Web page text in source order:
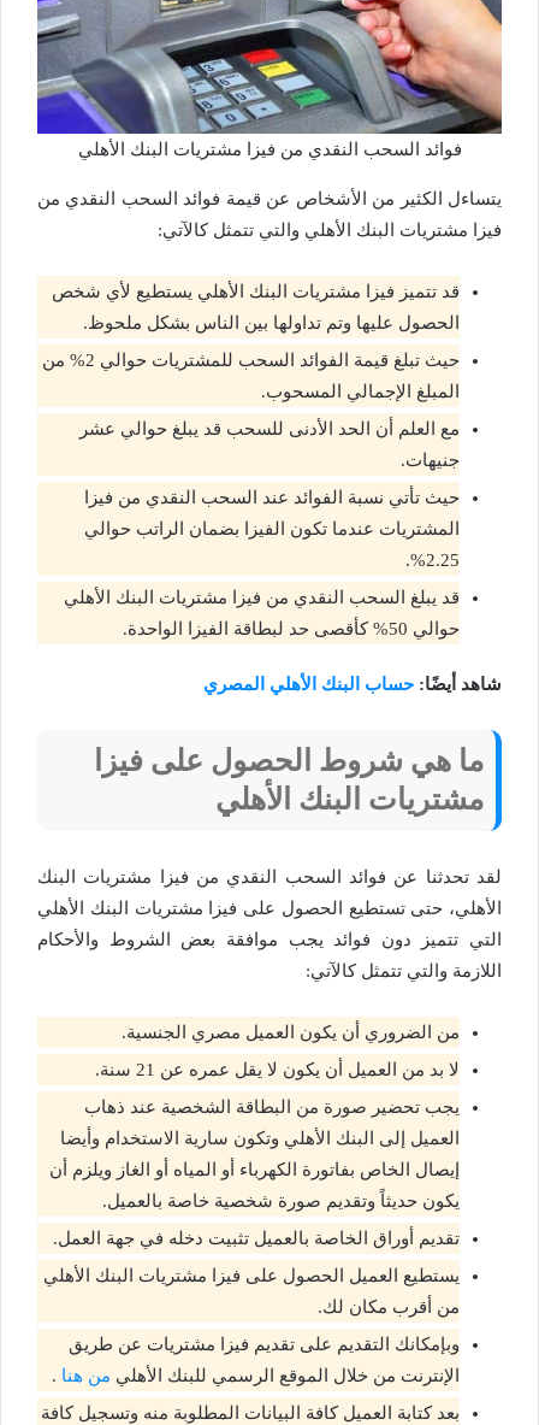
فوائد السحب النقدي من فيزا مشتريات البنك الأهلي
يتساءل الكثير من الأشخاص عن قيمة فوائد السحب النقدي من
فيزا مشتريات البنك الأهلي والتي تتمثل كالآتي:
قد تتميز فيزا مشتريات البنك الأهلي يستطيع لأي شخص
الحصول عليها وتم تداولها بين الناس بشكل ملحوظ.
حيث تبلغ قيمة الفوائد السحب للمشتريات حوالي 2% من
المبلغ الإجمالي المسحوب.
مع العلم أن الحد الأدنى للسحب قد يبلغ حوالي عشر
جنيهات.
حيث تأتي نسبة الفوائد عند السحب النقدي من فيزا
المشتريات عندما تكون الفيزا بضمان الراتب حوالي
2.25%.
قد يبلغ السحب النقدي من فيزا مشتريات البنك الأهلي
حوالي 50% كأقصى حد لبطاقة الفيزا الواحدة.
شاهد أيضًا: حساب البنك الأهلي المصري
ما هي شروط الحصول على فيزا
مشتريات البنك الأهلي
لقد تحدثنا عن فوائد السحب النقدي من فيزا مشتريات البنك
الأهلي، حتى تستطيع الحصول على فيزا مشتريات البنك الأهلي
التي تتميز دون فوائد يجب موافقة بعض الشروط والأحكام
اللازمة والتي تتمثل كالآتي:
من الضروري أن يكون العميل مصري الجنسية.
لا بد من العميل أن يكون لا يقل عمره عن 21 سنة.
يجب تحضير صورة من البطاقة الشخصية عند ذهاب
العميل إلى البنك الأهلي وتكون سارية الاستخدام وأيضا
إيصال الخاص بفاتورة الكهرباء أو المياه أو الغاز ويلزم أن
يكون حديثاً وتقديم صورة شخصية خاصة بالعميل.
تقديم أوراق الخاصة بالعميل تثبيت دخله في جهة العمل.
يستطيع العميل الحصول على فيزا مشتريات البنك الأهلي
من أقرب مكان لك.
وبإمكانك التقديم على تقديم فيزا مشتريات عن طريق
الإنترنت من خلال الموقع الرسمي للبنك الأهلي من هنا .
بعد كتابة العميل كافة البيانات المطلوبة منه وتسجيل كافة